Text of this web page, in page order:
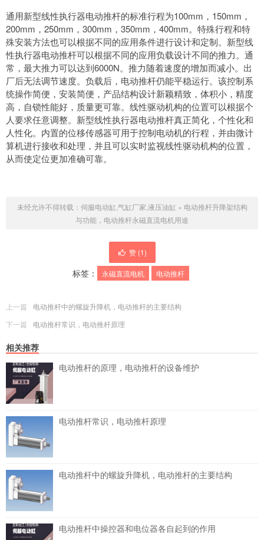
通用新型线性执行器电动推杆的标准行程为100mm，150mm，
200mm，250mm，300mm，350mm，400mm。特殊行程和特
殊安装方法也可以根据不同的应用条件进行设计和定制。新型线
性执行器电动推杆可以根据不同的应用负载设计不同的推力。通
常，最大推力可以达到6000N。推力随着速度的增加而减小。出
厂后无法调节速度。负载后，电动推杆仍能平稳运行。该控制系
统操作简便，安装简便，产品结构设计新颖精致，体积小，精度
高，自锁性能好，质量更可靠。线性驱动机构的位置可以根据个
人要求任意调整。新型线性执行器电动推杆真正简化，个性化和
人性化。内置的位移传感器可用于控制电动机的行程，并由微计
算机进行接收和处理，并且可以实时监视线性驱动机构的位置，
从而使定位更加准确可靠。
未经允许不得转载： 伺服电动缸,气缸厂家,液压油缸 » 电动推杆升降架结构
与功能，电动推杆永磁直流电机用途
赞 (1)
标签： 永磁直流电机 电动推杆
上一篇
电动推杆中的螺旋升降机，电动推杆的主要结构
下一篇
电动推杆常识，电动推杆原理
相关推荐
电动推杆的原理，电动推杆的设备维护
电动推杆常识，电动推杆原理
电动推杆中的螺旋升降机，电动推杆的主要结构
电动推杆中操控器和电位器各自起到的作用